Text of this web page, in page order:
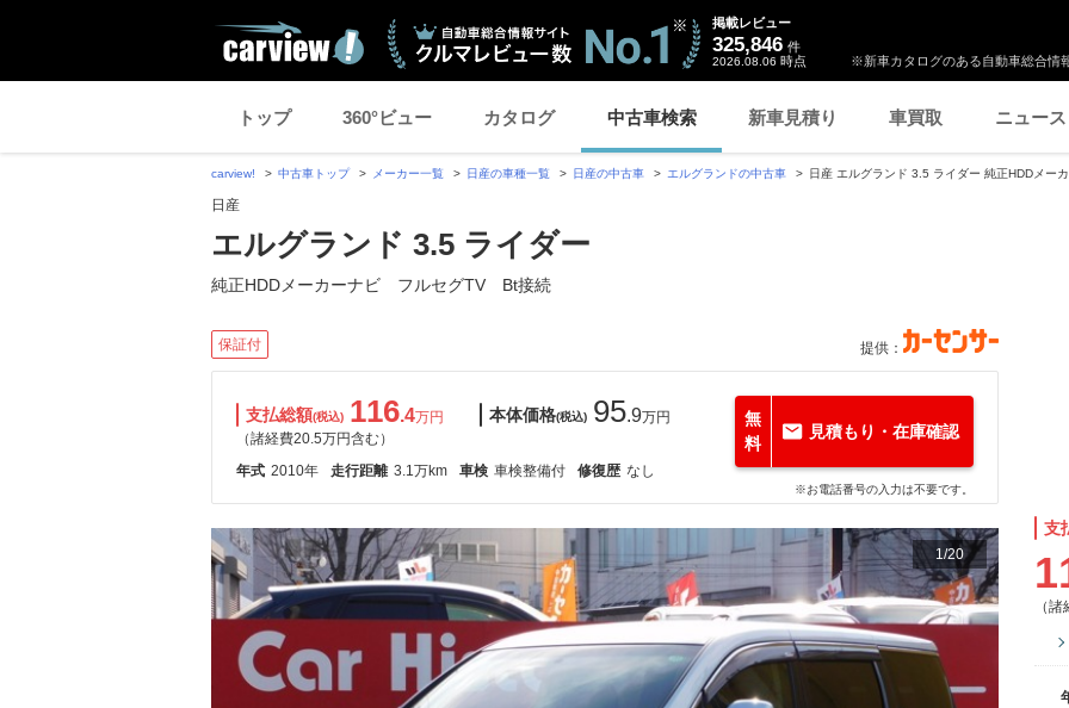
※新車カタログのある自動車総合情
掲載レビュー
325,846 件
2026.08.06 時点
トップ 360°ビュー カタログ 中古車検索 新車見積り 車買取 ニュース
carview! 中古車トップ メーカー一覧 日産の車種一覧 日産の中古車 エルグランドの中古車 日産 エルグランド 3.5 ライダー 純正HDDメ
日産
エルグランド 3.5 ライダー
純正HDDメーカーナビ フルセグTV Bt接続
保証付 提供：
支払総額(税込) 116.4万円
（諸経費20.5万円含む）
本体価格(税込) 95.9万円
年式 2010年 走行距離 3.1万km 車検 車検整備付 修復歴 なし
無
料
見積もり・在庫確認
※お電話番号の入力は不要です。
1/20
支
（